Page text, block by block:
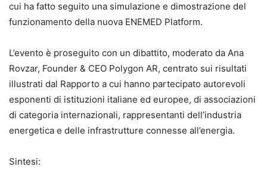
cui ha fatto seguito una simulazione e dimostrazione del
funzionamento della nuova ENEMED Platform.
L’evento è proseguito con un dibattito, moderato da Ana
Rovzar, Founder & CEO Polygon AR, centrato sui risultati
illustrati dal Rapporto a cui hanno partecipato autorevoli
esponenti di istituzioni italiane ed europee, di associazioni
di categoria internazionali, rappresentanti dell’industria
energetica e delle infrastrutture connesse all’energia.
Sintesi: